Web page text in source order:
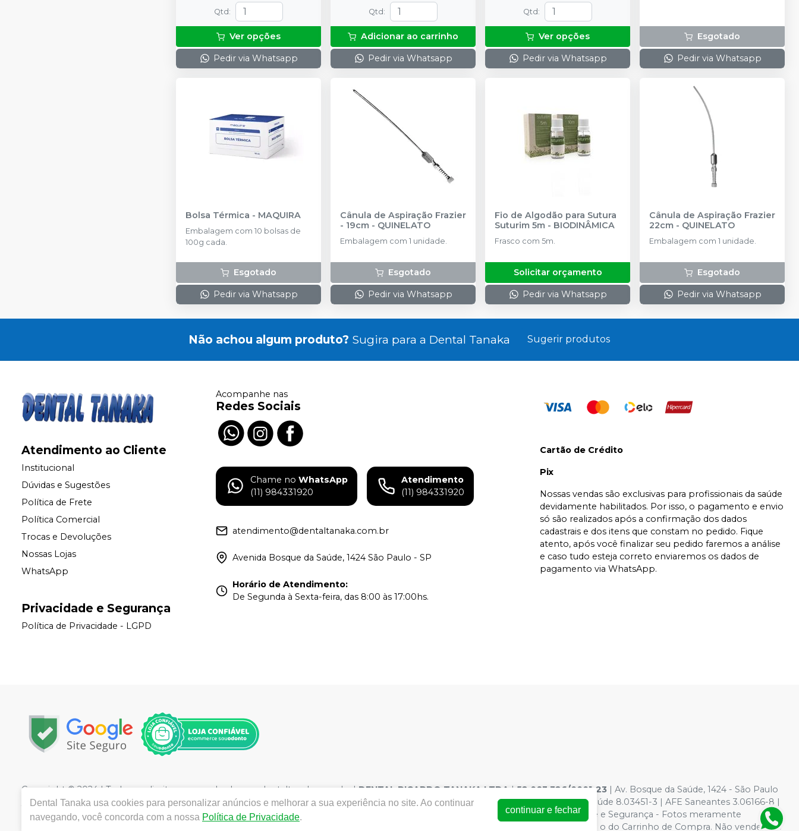
Qtd :
Ver opções
Pedir via Whatsapp
Qtd :
Adicionar ao carrinho
Pedir via Whatsapp
Qtd :
Ver opções
Pedir via Whatsapp
Esgotado
Pedir via Whatsapp
Bolsa Térmica - MAQUIRA
Embalagem com 10 bolsas de
100g cada.
Esgotado
Pedir via Whatsapp
Cânula de Aspiração Frazier
- 19cm - QUINELATO
Embalagem com 1 unidade.
Esgotado
Pedir via Whatsapp
Fio de Algodão para Sutura
Suturim 5m - BIODINÂMICA
Frasco com 5m.
Solicitar orçamento
Pedir via Whatsapp
Cânula de Aspiração Frazier
22cm - QUINELATO
Embalagem com 1 unidade.
Esgotado
Pedir via Whatsapp
Não achou algum produto? Sugira para a Dental Tanaka Sugerir produtos
Atendimento ao Cliente
Institucional
Dúvidas e Sugestões
Política de Frete
Política Comercial
Trocas e Devoluções
Nossas Lojas
WhatsApp
Privacidade e Segurança
Política de Privacidade - LGPD
Acompanhe nas
Redes Sociais
Chame no WhatsApp
(11) 984331920
Atendimento
(11) 984331920
atendimento@dentaltanaka.com.br
Avenida Bosque da Saúde, 1424 São Paulo - SP
Horário de Atendimento:
De Segunda à Sexta-feira, das 8:00 às 17:00hs.
Cartão de Crédito
Pix
Nossas vendas são exclusivas para profissionais da saúde
devidamente habilitados. Por isso, o pagamento e envio
só são realizados após a confirmação dos dados
cadastrais e dos itens que constam no pedido. Fique
atento, após você finalizar seu pedido faremos a análise
e caso tudo esteja correto enviaremos os dados de
pagamento via WhatsApp.
Copyright © 2024 | Todos os direitos reservados | www.dentaltanaka.com.br | DENTAL RICARDO TANAKA LTDA | 52.083.326/0001-23 | Av. Bosque da Saúde, 1424 - São Paulo
/SP - CEP 04142-082| Autorizações de Funcionamento ANVISA - Medicamentos: AFE Medicamentos 1.13029-7 | AFE Produtos para saúde 8.03451-3 | AFE Saneantes 3.06166-8 |
AFE Cosméticos 2.07078-2 | Farmacêutico responsável:Carolline Janaina dos Santos Alleman CRF-SP 94371
| Política de Privacidade e Segurança - Fotos meramente
ilustrativas - Os preços e condições da loja virtual estão sujeitos a alterações. Em caso de divergência de preços no site, o valor válido é o do Carrinho de Compra. Não vendemos
Dental Tanaka usa cookies para personalizar anúncios e melhorar a sua experiência no site. Ao continuar
navegando, você concorda com a nossa Política de Privacidade.
continuar e fechar